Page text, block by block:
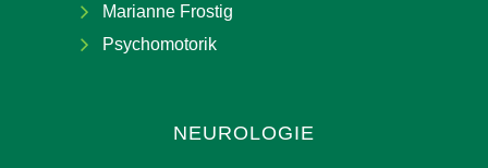
Marianne Frostig
Psychomotorik
NEUROLOGIE